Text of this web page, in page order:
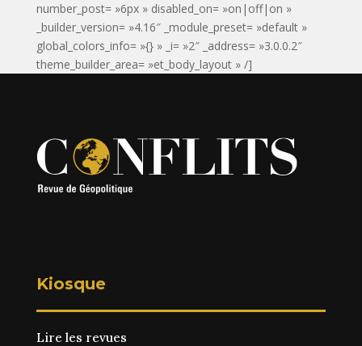
number_post= »6px » disabled_on= »on|off|on »
_builder_version= »4.16″ _module_preset= »default »
global_colors_info= »{} » _i= »2″ _address= »3.0.0.2″
theme_builder_area= »et_body_layout » /]
Kiosque
Lire les revues